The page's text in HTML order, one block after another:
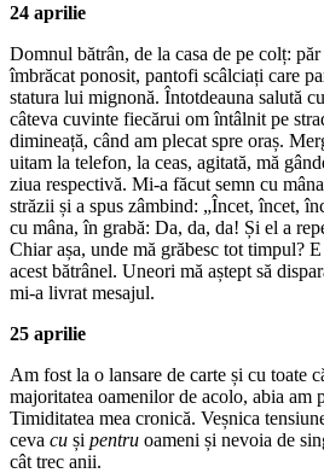
24 aprilie
Domnul bătrân, de la casa de pe colț:
îmbrăcat ponosit, pantofi scâlciați care
statura lui mignonă. Întotdeauna salută
câteva cuvinte fiecărui om întâlnit pe
dimineață, când am plecat spre oraș.
uitam la telefon, la ceas, agitată, mă
ziua respectivă. Mi-a făcut semn cu
străzii și a spus zâmbind: „Încet, încet,
cu mâna, în grabă: Da, da, da! Și el a
Chiar așa, unde mă grăbesc tot timpul?
acest bătrânel. Uneori mă aștept să
mi-a livrat mesajul.
25 aprilie
Am fost la o lansare de carte și cu toate
majoritatea oamenilor de acolo, abia am
Timiditatea mea cronică. Veșnica
ceva cu și pentru oameni și nevoia de
cât trec anii.